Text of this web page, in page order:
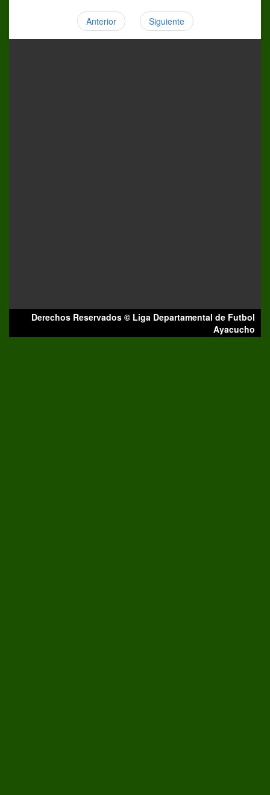
Anterior Siguiente
Derechos Reservados © Liga Departamental de Futbol
Ayacucho